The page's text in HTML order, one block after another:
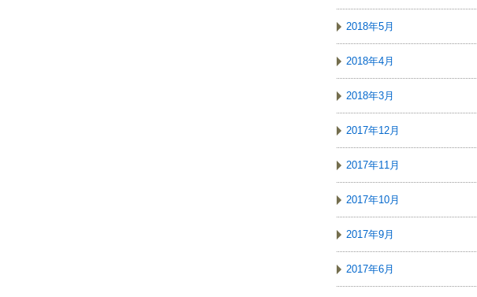
2018年5月
2018年4月
2018年3月
2017年12月
2017年11月
2017年10月
2017年9月
2017年6月